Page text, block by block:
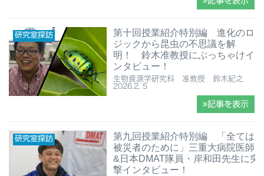
研究室探訪
第十回授業紹介特別編 進化のロ
ジックから昆虫の不思議を解
明！ 鈴木准教授にぶっちゃけイ
ンタビュー！
生物資源学研究科 准教授 鈴木紀之
2026.2. 5
記事を表示
研究室探訪
第九回授業紹介特別編 「全ては
被災者のために」三重大病院医師
&日本DMAT隊員・岸和田先生に突
撃インタビュー！